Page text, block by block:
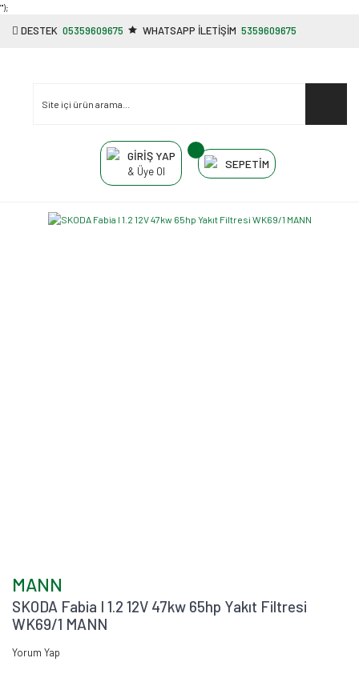
"');
DESTEK 05359609675 WHATSAPP İLETİŞİM 5359609675
GİRİŞ YAP
& Üye Ol
SEPETİM
MANN
SKODA Fabia I 1.2 12V 47kw 65hp Yakıt Filtresi
WK69/1 MANN
Yorum Yap